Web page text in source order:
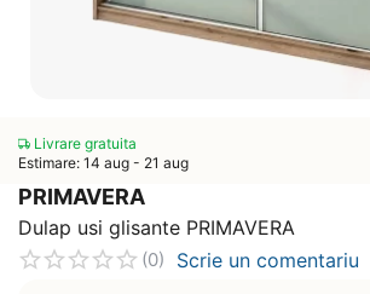
Livrare gratuita
Estimare: 14 aug - 21 aug
PRIMAVERA
Dulap usi glisante PRIMAVERA
(0) Scrie un comentariu